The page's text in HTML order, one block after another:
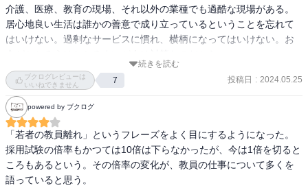
介護、医療、教育の現場、それ以外の業種でも過酷な現場がある。
居心地良い生活は誰かの善意で成り立っているということを忘れて
はいけない。過剰なサービスに慣れ、横柄になってはいけない。お
続きを読む
ブクログレビューは
いいねできません
7 投稿日 : 2024.05.25
powered by ブクログ
「若者の教員離れ」というフレーズをよく目にするようになった。
採用試験の倍率もかつては10倍は下らなかったが、今は1倍を切ると
ころもあるという。その倍率の変化が、教員の仕事について多くを
語っていると思う。